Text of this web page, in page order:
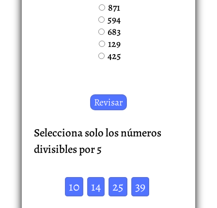
871
594
683
129
425
Selecciona solo los números
divisibles por 5
10 14 25
39